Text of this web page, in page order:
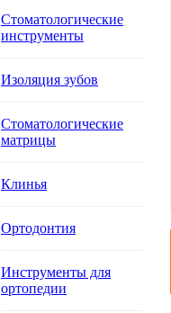
Стоматологические
инструменты
Изоляция зубов
Стоматологические
матрицы
Клинья
Ортодонтия
Инструменты для
ортопедии